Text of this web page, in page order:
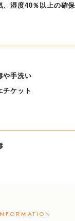
、湿度40％以上の確保
や手洗い
チケット